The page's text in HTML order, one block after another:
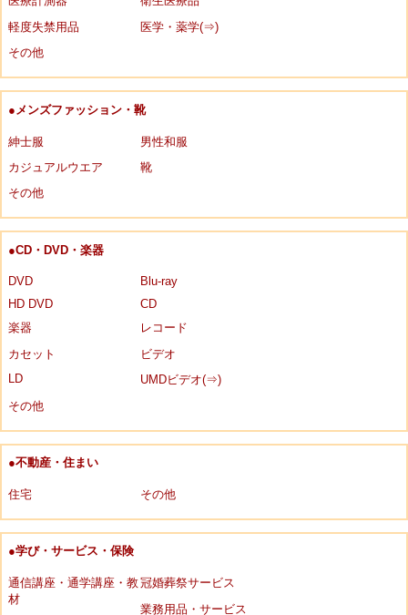
軽度失禁用品
医学・薬学(⇒)
その他
●メンズファッション・靴
紳士服
男性和服
カジュアルウエア
靴
その他
●CD・DVD・楽器
DVD
Blu-ray
HD DVD
CD
楽器
レコード
カセット
ビデオ
LD
UMDビデオ(⇒)
その他
●不動産・住まい
住宅 その他
●学び・サービス・保険
通信講座・通学講座・教
材
冠婚葬祭サービス
業務用品・サービス